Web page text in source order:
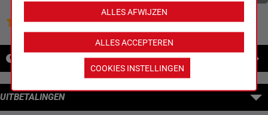
Jouw favoriete paarden
UITBETALINGEN
ALLES ACCEPTEREN
ALLES AFWIJZEN
COOKIES INSTELLINGEN